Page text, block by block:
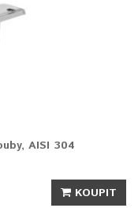
AISI 304
KOUPIT